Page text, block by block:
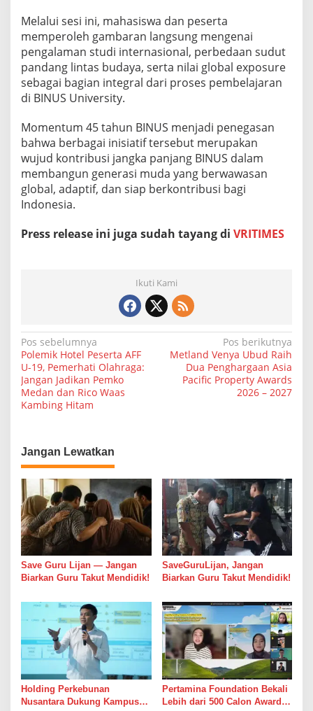
Melalui sesi ini, mahasiswa dan peserta
memperoleh gambaran langsung mengenai
pengalaman studi internasional, perbedaan sudut
pandang lintas budaya, serta nilai global exposure
sebagai bagian integral dari proses pembelajaran
di BINUS University.
Momentum 45 tahun BINUS menjadi penegasan
bahwa berbagai inisiatif tersebut merupakan
wujud kontribusi jangka panjang BINUS dalam
membangun generasi muda yang berwawasan
global, adaptif, dan siap berkontribusi bagi
Indonesia.
Press release ini juga sudah tayang di VRITIMES
Ikuti Kami
N
a
v
i
a
s
i
p
o
s
Pos sebelumnya
Polemik Hotel Peserta AFF
U-19, Pemerhati Olahraga:
Jangan Jadikan Pemko
Medan dan Rico Waas
Kambing Hitam
Pos berikutnya
Metland Venya Ubud Raih
Dua Penghargaan Asia
Pacific Property Awards
2026 – 2027
Jangan Lewatkan
Save Guru Lijan — Jangan
Biarkan Guru Takut Mendidik!
SaveGuruLijan, Jangan
Biarkan Guru Takut Mendidik!
Holding Perkebunan
Nusantara Dukung Kampus
Pertamina Foundation Bekali
Lebih dari 500 Calon Awardee